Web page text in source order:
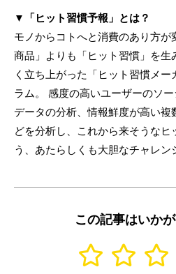
▼「ヒット習慣予報」とは？
モノからコトへと消費のあり方が
商品」よりも「ヒット習慣」を生
く立ち上がった「ヒット習慣メー
ラム。 感度の高いユーザーのソ
データの分析、情報鮮度が高い複
どを分析し、これから来そうなヒ
う、あたらしくも大胆なチャレン
この記事はいか